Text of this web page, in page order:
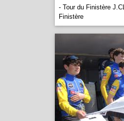
- Tour du Finistère
Finistère